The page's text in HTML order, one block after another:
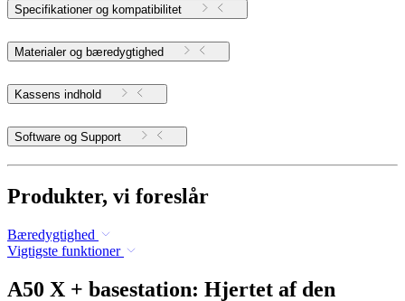
Specifikationer og kompatibilitet
Materialer og bæredygtighed
Kassens indhold
Software og Support
Produkter, vi foreslår
Bæredygtighed
Vigtigste funktioner
A50 X + basestation: Hjertet af den